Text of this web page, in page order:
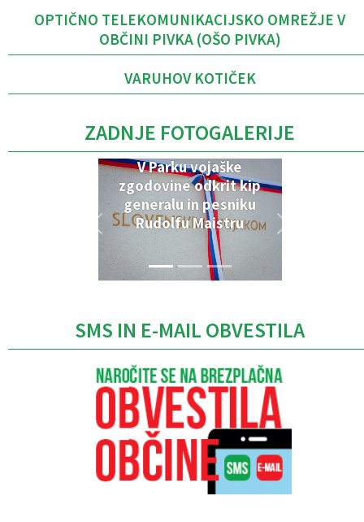
OPTIČNO TELEKOMUNIKACIJSKO OMREŽJE V
OBČINI PIVKA (OŠO PIVKA)
VARUHOV KOTIČEK
ZADNJE FOTOGALERIJE
V Parku vojaške
zgodovine odkrit kip
generalu in pesniku
Rudolfu Maistru
SMS IN E-MAIL OBVESTILA